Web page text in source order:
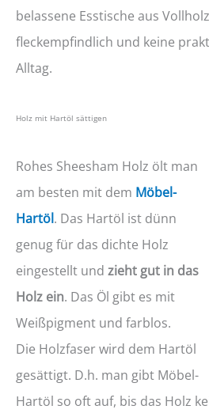
belassene Esstische aus
fleckempfindlich und keine
Alltag.
Holz mit Hartöl sättigen
Rohes Sheesham Holz ölt man
am besten mit dem Möbel-
Hartöl. Das Hartöl ist dünn
genug für das dichte Holz
eingestellt und zieht gut in das
Holz ein. Das Öl gibt es mit
Weißpigment und farblos.
Die Holzfaser wird dem Hartöl
gesättigt. D.h. man gibt Möbel-
Hartöl so oft auf, bis das Holz